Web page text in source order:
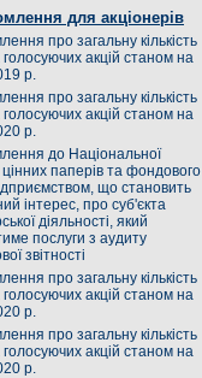
для акціонерів
про загальну кількість
голосуючих акцій станом на
р.
про загальну кількість
голосуючих акцій станом на
р.
до Національної
цінних паперів та фондового
що становить
інтерес, про суб'єкта
діяльності, який
послуги з аудиту
звітності
про загальну кількість
голосуючих акцій станом на
р.
про загальну кількість
голосуючих акцій станом на
р.